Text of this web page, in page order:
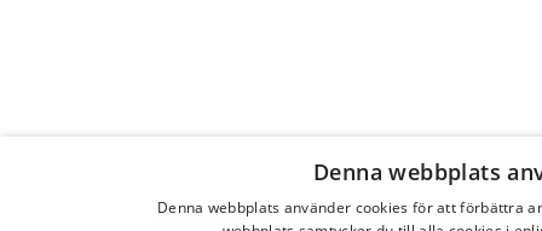
Denna webbplats
Denna webbplats använder cookies för att förbättra